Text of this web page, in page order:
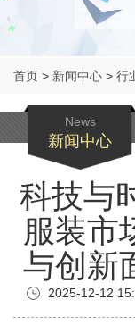
首页 > 新闻中心 > 行
News
新闻中心
科技与
服装市
与创新
2025-12-12